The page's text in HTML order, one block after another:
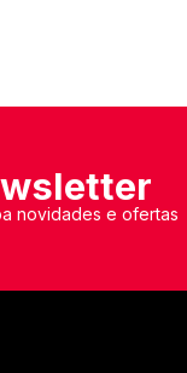
novidades e ofertas